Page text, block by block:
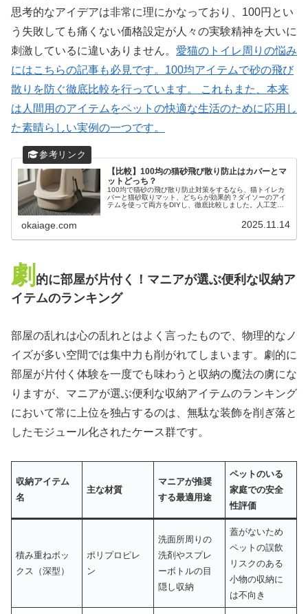
思考的なアイデアは非常に理にかなっており、100円とい
う失敗しても痛くない価格設定が人々の実験精神を大いに
刺激しているに違いありません。 愛猫のトイレ周りの悩み
にはこちらの記事も必見です。100均アイテムで砂の飛び
散りを防ぐ徹底比較を行っています。 これもまた、本来
は人間用のアイテムをペットの快適な生活のために応用し
た素晴らしい実例の一つです。
【比較】100均の猫砂飛び散り防止はカバーとマ
ットどっち？
100均で猫砂の飛び散り防止対策をするなら、猫トイレカ
バーと猫砂取りマット、どちらが効果的？ダイソーのアイ
テムを使って両方をDIYし、徹底比較しました。人工芝や
okaiage.com 2025.11.14
劇 的に部屋が片付く！マニアが選ぶ便利な収納ア
イテムのランキング
部屋の乱れは心の乱れとはよく言ったもので、物理的なノ
イズが多い空間では集中力も削がれてしまいます。劇的に
部屋が片付く体験を一度でも味わうと収納の魔法の虜にな
りますが、マニアが選ぶ便利な収納アイテムのランキング
において常に上位を独占するのは、無駄な装飾を削ぎ落と
したモジュール化されたケース群です。
収納アイテム
名
主な材質
マニアが推奨
する最適用途
ペットのいる
家庭での安全
性評価
積み重ねボッ
クス（深型）
ポリプロピレ
ン
洗面所周りの
洗剤やスプレ
ーボトルの目
隠し収納
蓋がないため
ペットの誤飲
リスクのある
小物の収納に
は不向き